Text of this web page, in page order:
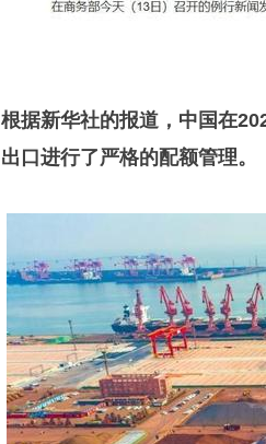
根据新华社的报道，中国在
出口进行了严格的配额管理。